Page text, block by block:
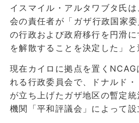
イスマイル・アルタワブタ氏
会の責任者が「ガ⁠ザ行政国家
の行政および政府移行を円滑
を解散することを決定した」と
現在カイロに拠点を置くNCAG
れる行政委員会で、ドナルド
が立ち上げたガザ地区の暫定
機関「平和評議会」によって設